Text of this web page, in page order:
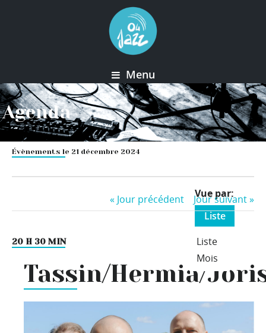
Menu
Agenda
Évènements le 21 décembre 2024
Event
Views
Navigation
Vue par
Liste
Liste
Mois
« Jour précédent Jour suivant»
20 H 30 MIN
Tassin/Hermia/